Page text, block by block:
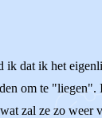
ik dat ik het
om te
zal ze zo